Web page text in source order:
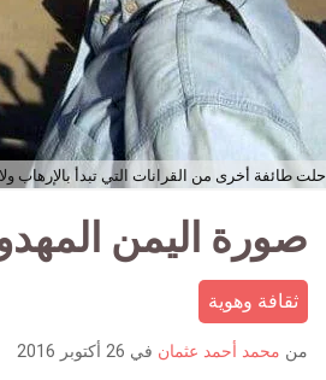
حلت طائفة أخرى من القرانات التي تبدأ بالإرهاب
صورة اليمن
ثقافة وهوية
من محمد أحمد عثمان في 26 أكتوبر 2016